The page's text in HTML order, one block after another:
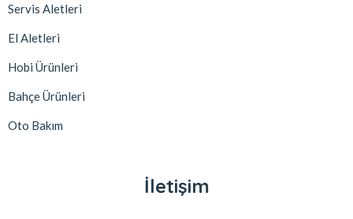
Servis Aletleri
El Aletleri
Hobi Ürünleri
Bahçe Ürünleri
Oto Bakım
İletişim